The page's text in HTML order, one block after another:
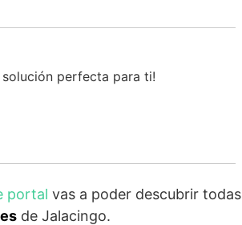
solución perfecta para ti!
portal vas a poder descubrir todas
de Jalacingo.